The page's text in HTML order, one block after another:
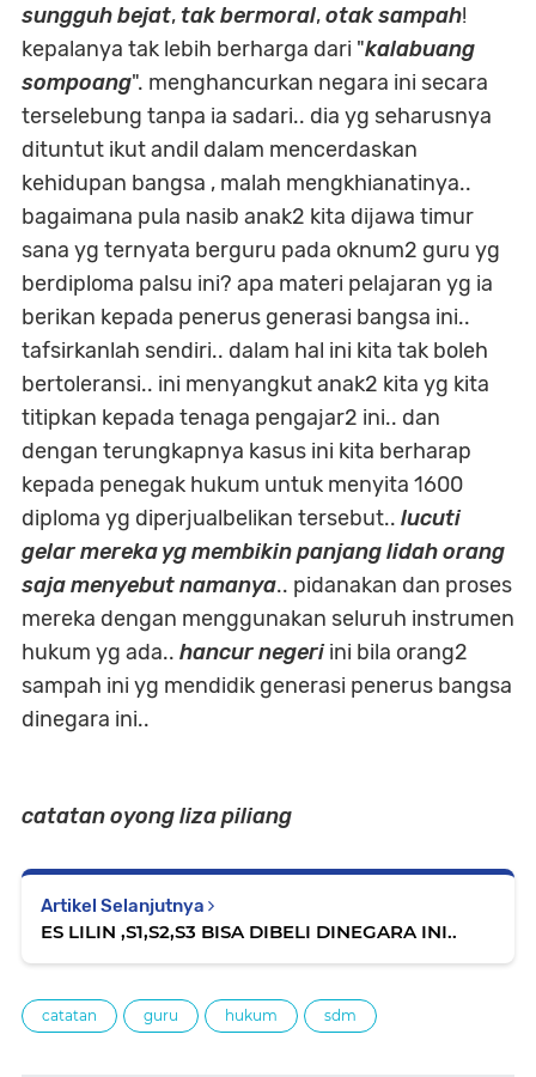
sungguh bejat,tak bermoral,otak sampah!
kepalanya tak lebih berharga dari "kalabuang
sompoang". menghancurkan negara ini secara
terselebung tanpa ia sadari.. dia yg seharusnya
dituntut ikut andil dalam mencerdaskan
kehidupan bangsa , malah mengkhianatinya..
bagaimana pula nasib anak2 kita dijawa timur
sana yg ternyata berguru pada oknum2 guru yg
berdiploma palsu ini? apa materi pelajaran yg ia
berikan kepada penerus generasi bangsa ini..
tafsirkanlah sendiri.. dalam hal ini kita tak boleh
bertoleransi.. ini menyangkut anak2 kita yg kita
titipkan kepada tenaga pengajar2 ini.. dan
dengan terungkapnya kasus ini kita berharap
kepada penegak hukum untuk menyita 1600
diploma yg diperjualbelikan tersebut.. lucuti
gelar mereka yg membikin panjang lidah orang
saja menyebut namanya.. pidanakan dan proses
mereka dengan menggunakan seluruh instrumen
hukum yg ada.. hancur negeriini bila orang2
sampah ini yg mendidik generasi penerus bangsa
dinegara ini..
catatan oyong liza piliang
Artikel Selanjutnya
ES LILIN ,S1,S2,S3 BISA DIBELI DINEGARA INI..
catatan guru hukum sdm